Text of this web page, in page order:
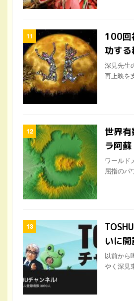
100回
功する
深見先生
再上映を
世界
ラ阿蘇
ワールド
屈指のパ
いに開
以前から
やく深見